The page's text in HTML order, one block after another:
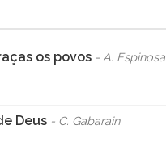
os povos - A. Espinosa
Deus - C. Gabarain